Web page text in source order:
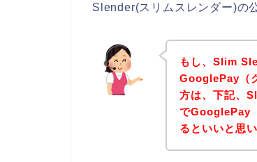
Slender(スリムスレンダー)の
もし、Slim
GooglePay（
方は、下記、
でGooglePay
るといいと思